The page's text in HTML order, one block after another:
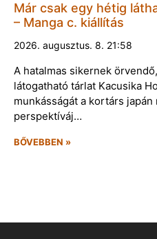
Már csak egy hétig
– Manga c. kiállítás
2026. augusztus. 8. 21:58
A hatalmas sikernek
látogatható tárlat Kacusika
munkásságát a kortárs
perspektíváj…
BŐVEBBEN »